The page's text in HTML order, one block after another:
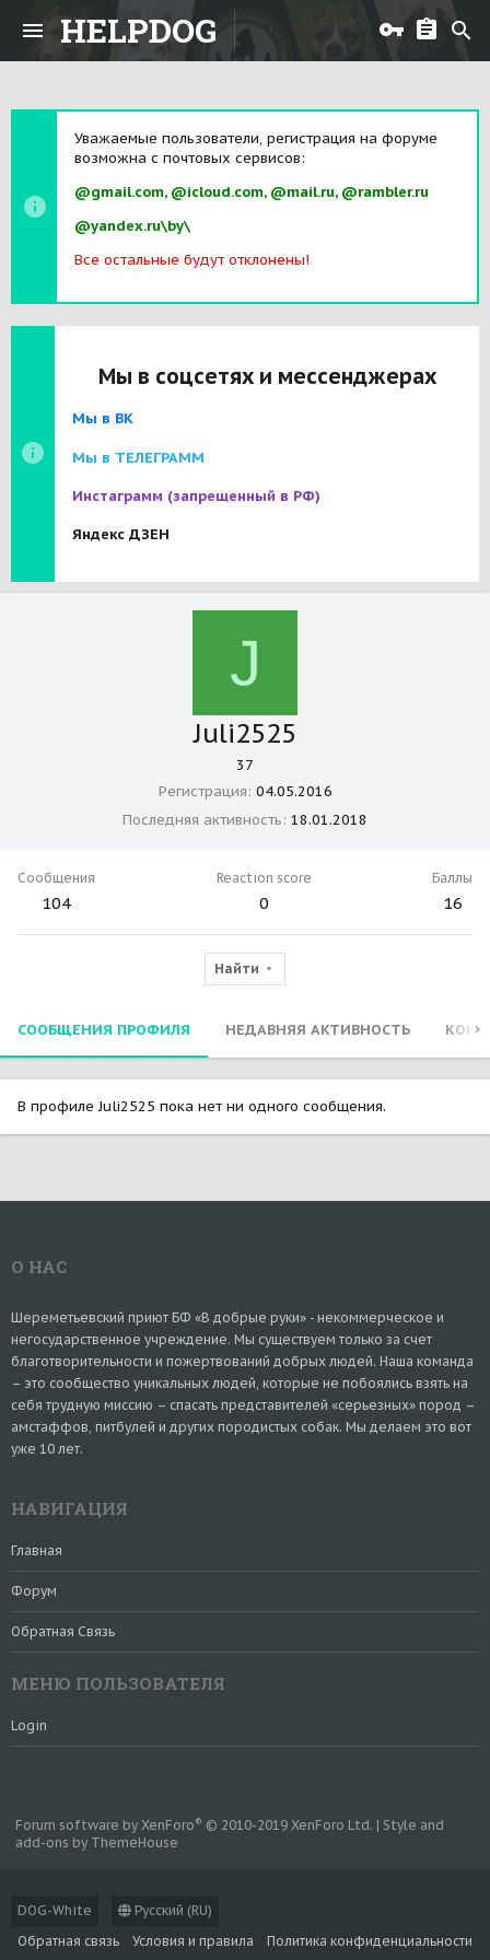
HELPDOG
Уважаемые пользователи, регистрация на форуме
возможна с почтовых сервисов:
@gmail.com, @icloud.com, @mail.ru, @rambler.ru
@yandex.ru\by\
Все остальные будут отклонены!
Мы в соцсетях и мессенджерах
Мы в ВК
Мы в ТЕЛЕГРАММ
Инстаграмм (запрещенный в РФ)
Яндекс ДЗЕН
J
Juli2525
37
Регистрация 04.05.2016
Последняя активность 18.01.2018
Сообщения
104
Reaction score
0
Баллы
16
Найти
СООБЩЕНИЯ ПРОФИЛЯ НЕДАВНЯЯ АКТИВНОСТЬ
В профиле Juli2525 пока нет ни одного сообщения.
О НАС
Шереметьевский приют БФ «В добрые руки» - некоммерческое и
негосударственное учреждение. Мы существуем только за счет
благотворительности и пожертвований добрых людей. Наша команда
– это сообщество уникальных людей, которые не побоялись взять на
себя трудную миссию – спасать представителей «серьезных» пород –
амстаффов, питбулей и других породистых собак. Мы делаем это вот
уже 10 лет.
НАВИГАЦИЯ
Главная
Форум
Обратная Связь
МЕНЮ ПОЛЬЗОВАТЕЛЯ
Login
DOG-White
Русский (RU)
Обратная связь
Условия и правила Политика конфиденциальности
Forum software by XenForo® © 2010-2019 XenForo Ltd. | Style and
add-ons by ThemeHouse